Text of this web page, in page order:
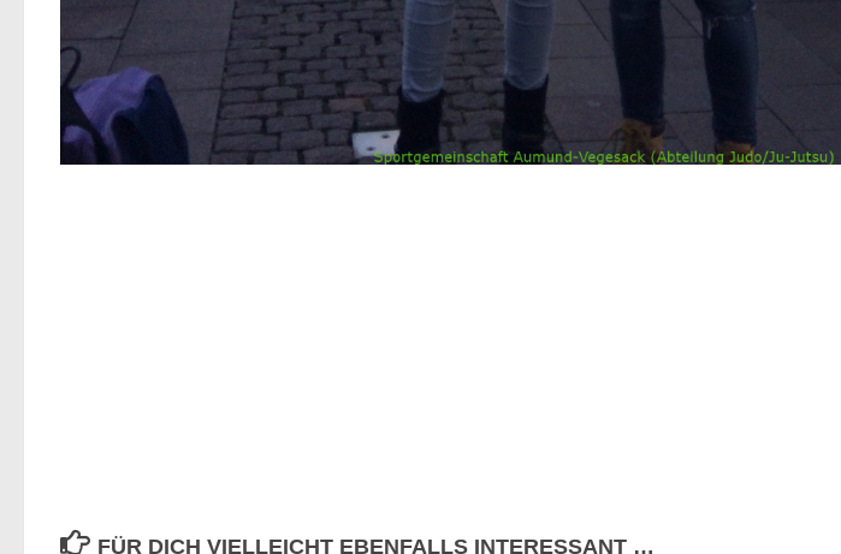
FÜR DICH VIELLEICHT EBENFALLS INTERESSANT …